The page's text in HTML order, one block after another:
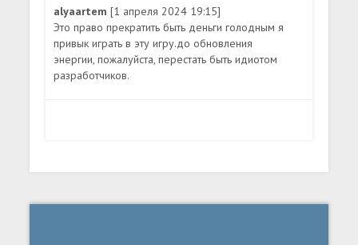
alyaartem[1 апреля 2024 19:15]
Это право прекратить быть деньги голодным я
привык играть в эту игру.до обновления
энергии, пожалуйста, перестать быть идиотом
разработчиков.